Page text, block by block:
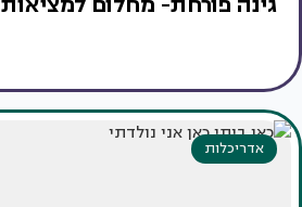
אדריכלות